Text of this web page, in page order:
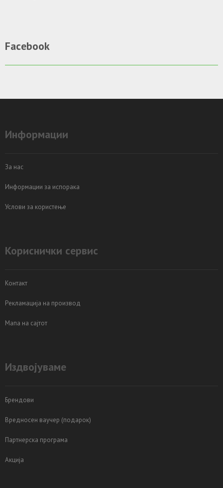
Facebook
Информации
За нас
Информации за испорака
Услови за користење
Кориснички сервис
Контакт
Рекламација на производ
Мапа на сајтот
Издвојуваме
Брендови
Вредносен ваучер (подарок)
Партнерска програма
Акција